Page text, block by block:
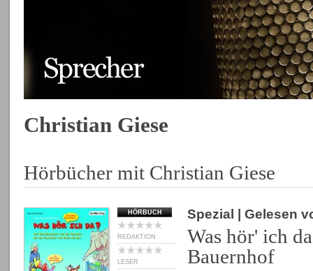
Christian Giese
Hörbücher mit Christian Giese
HÖRBUCH
REDAKTION
LESER
Spezial | Gelesen
Was hör' ich
Bauernhof